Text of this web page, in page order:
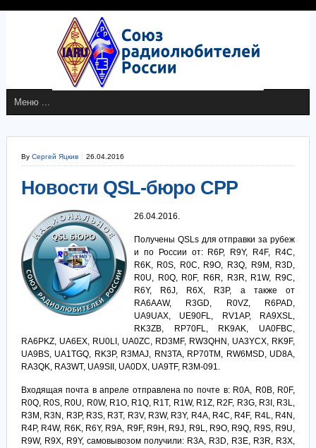
By Сергей Яцкив 26.04.2016
Новости QSL-бюро СРР
26.04.2016.
Получены QSLs для отправки за рубеж
и по России от: R6P, R9Y, R4F, R4C,
R6K, R0S, R0C, R9O, R3Q, R9M, R3D,
R0U, R0Q, R0F, R6R, R3R, R1W, R9C,
R6Y, R6J, R6X, R3P, а также от
RA6AAW, R3GD, R0VZ, R6PAD,
UA9UAX, UE90FL, RV1AP, RA9XSL,
RK3ZB, RP70FL, RK9AK, UA0FBC,
RA6PKZ, UA6EX, RU0LI, UA0ZC, RD3MF, RW3QHN, UA3YCX, RK9F,
UA9BS, UA1TGQ, RK3P, R3MAJ, RN3TA, RP70TM, RW6MSD, UD8A,
RA3QK, RA3WT, UA9SII, UA0DX, UA9TF, R3M-091.
Входящая почта в апреле отправлена по почте в: R0A, R0B, R0F,
R0Q, R0S, R0U, R0W, R1O, R1Q, R1T, R1W, R1Z, R2F, R3G, R3I, R3L,
R3M, R3N, R3P, R3S, R3T, R3V, R3W, R3Y, R4A, R4C, R4F, R4L, R4N,
R4P, R4W, R6K, R6Y, R9A, R9F, R9H, R9J, R9L, R9O, R9Q, R9S, R9U,
R9W, R9X, R9Y, самовывозом получили: R3A, R3D, R3E, R3R, R3X,